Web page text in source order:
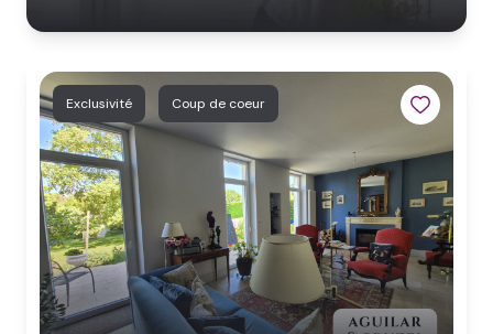
Exclusivité Coup de coeur